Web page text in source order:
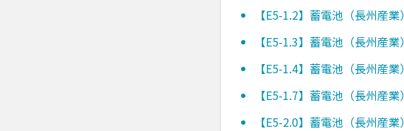
【E5-1.2】蓄電池（長州産業）
【E5-1.3】蓄電池（長州産業）
【E5-1.4】蓄電池（長州産業）
【E5-1.7】蓄電池（長州産業）
【E5-2.0】蓄電池（長州産業）